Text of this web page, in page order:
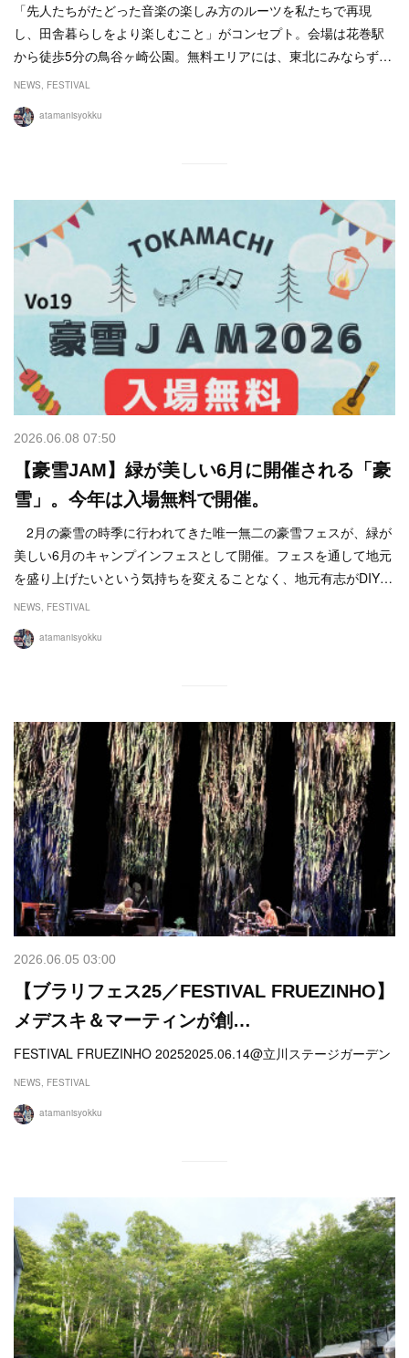
「先人たちがたどった音楽の楽しみ方のルーツを私たちで再現
し、田舎暮らしをより楽しむこと」がコンセプト。会場は花巻駅
から徒歩5分の鳥谷ヶ崎公園。無料エリアには、東北にみならず…
NEWS FESTIVAL
atamanisyokku
2026.06.08 07:50
【豪雪JAM】緑が美しい6月に開催される「豪
雪」。今年は入場無料で開催。
2月の豪雪の時季に行われてきた唯一無二の豪雪フェスが、緑が
美しい6月のキャンプインフェスとして開催。フェスを通して地元
を盛り上げたいという気持ちを変えることなく、地元有志がDIY…
NEWS FESTIVAL
atamanisyokku
2026.06.05 03:00
【ブラリフェス25／FESTIVAL FRUEZINHO】
メデスキ＆マーティンが創…
FESTIVAL FRUEZINHO 20252025.06.14@立川ステージガーデン
NEWS FESTIVAL
atamanisyokku